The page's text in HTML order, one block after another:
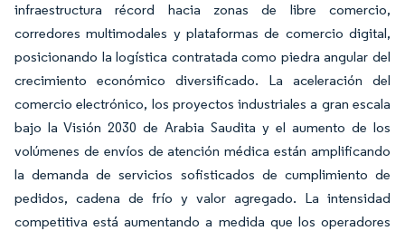
infraestructura récord hacia zonas de libre comercio,
corredores multimodales y plataformas de comercio digital,
posicionando la logística contratada como piedra angular del
crecimiento económico diversificado. La aceleración del
comercio electrónico, los proyectos industriales a gran escala
bajo la Visión 2030 de Arabia Saudita y el aumento de los
volúmenes de envíos de atención médica están amplificando
la demanda de servicios sofisticados de cumplimiento de
pedidos, cadena de frío y valor agregado. La intensidad
competitiva está aumentando a medida que los operadores